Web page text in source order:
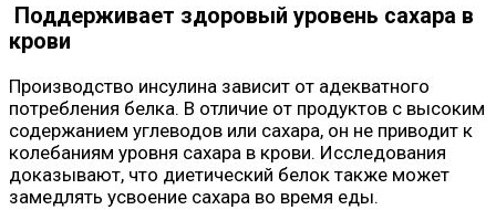
Поддерживает здоровый уровень сахара в
крови
Производство инсулина зависит от адекватного
потребления белка. В отличие от продуктов с высоким
содержанием углеводов или сахара, он не приводит к
колебаниям уровня сахара в крови. Исследования
доказывают, что диетический белок также может
замедлять усвоение сахара во время еды.